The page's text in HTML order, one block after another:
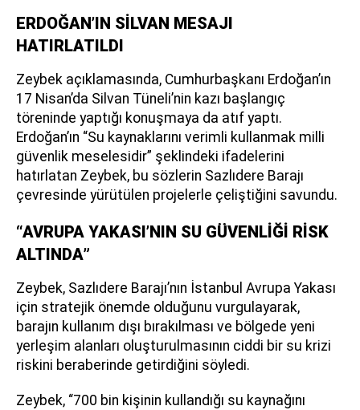
ERDOĞAN’IN SİLVAN MESAJI
HATIRLATILDI
Zeybek açıklamasında, Cumhurbaşkanı Erdoğan’ın
17 Nisan’da Silvan Tüneli’nin kazı başlangıç
töreninde yaptığı konuşmaya da atıf yaptı.
Erdoğan’ın “Su kaynaklarını verimli kullanmak milli
güvenlik meselesidir” şeklindeki ifadelerini
hatırlatan Zeybek, bu sözlerin Sazlıdere Barajı
çevresinde yürütülen projelerle çeliştiğini savundu.
“AVRUPA YAKASI’NIN SU GÜVENLİĞİ RİSK
ALTINDA”
Zeybek, Sazlıdere Barajı’nın İstanbul Avrupa Yakası
için stratejik önemde olduğunu vurgulayarak,
barajın kullanım dışı bırakılması ve bölgede yeni
yerleşim alanları oluşturulmasının ciddi bir su krizi
riskini beraberinde getirdiğini söyledi.
Zeybek, “700 bin kişinin kullandığı su kaynağını